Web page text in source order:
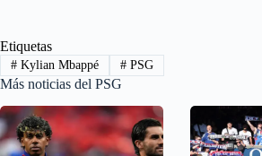
Etiquetas
#Kylian Mbappé #PSG
Más noticias del PSG